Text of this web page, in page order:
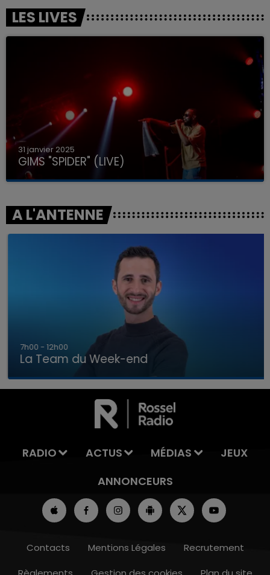
LA TEAM DU WEEK-END
LES LIVES
31 janvier 2025
GIMS "SPIDER" (LIVE)
A L'ANTENNE
7h00 - 12h00
La Team du Week-end
RADIO ACTUS MÉDIAS
JEUX
ANNONCEURS
Contacts Mentions Légales
Recrutement